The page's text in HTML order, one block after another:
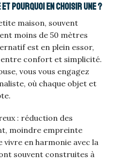
et pourquoi en choisir une ?
maison, souvent
moins de 50 mètres
est en plein essor,
confort et simplicité.
vous vous engagez
où chaque objet et
: réduction des
moindre empreinte
vivre en harmonie avec la
souvent construites à